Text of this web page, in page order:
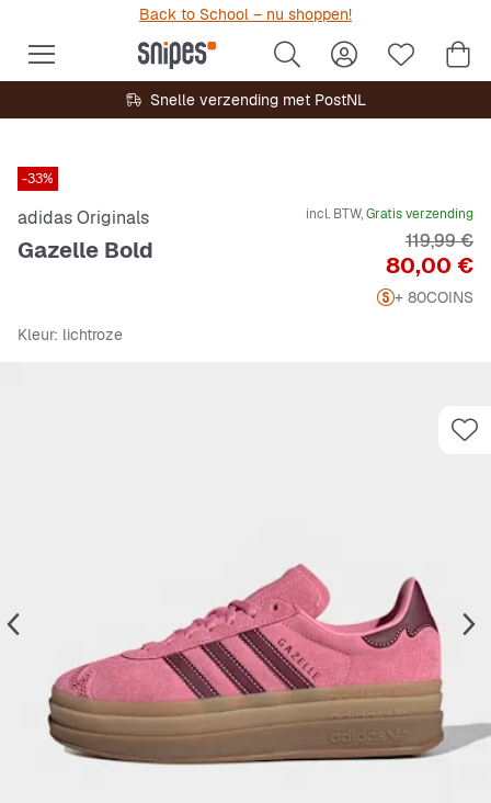
Back to School – nu shoppen!
Snelle verzending met PostNL
-33%
adidas Originals
Gazelle Bold
incl. BTW,Gratis verzending
Prijs
80,00 €
Originele
119,99 €
+ 80COINS
Kleur: lichtroze